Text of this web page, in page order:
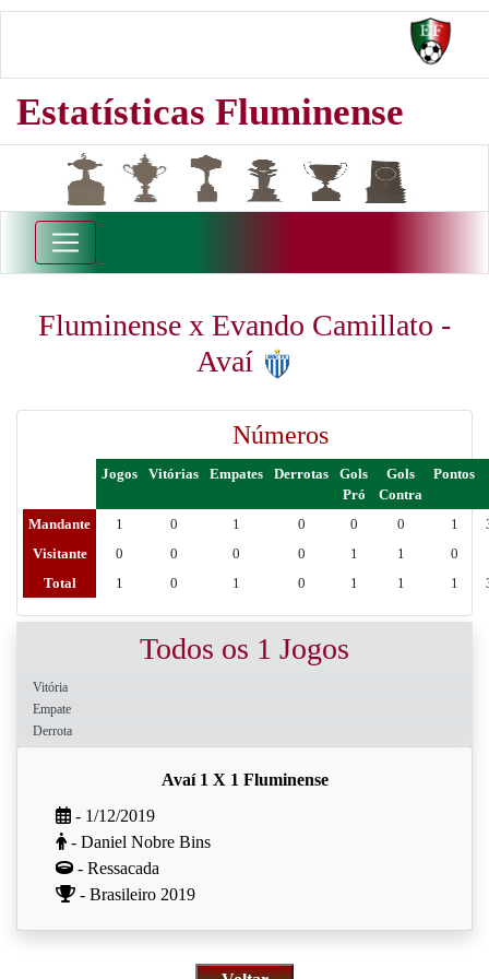
Estatísticas Fluminense
Fluminense x Evando Camillato -
Avaí
Números
Jogos Vitórias Empates Derrotas
Gols
Pró
Gols
Contra
Pontos
Mandante 1 0 1 0 0 0 1
Visitante
0 0 0 0 1 1
0
Total
1 0 1 0 1 1 1
Todos os 1 Jogos
Vitória
Empate
Derrota
Avaí 1 X 1 Fluminense
- 1/12/2019
- Daniel Nobre Bins
- Ressacada
- Brasileiro 2019